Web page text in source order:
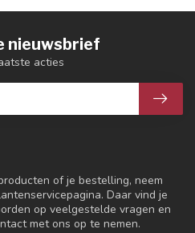
of je bestelling, neem
Daar vind je
op veelgestelde vragen en
met ons op te nemen.
nieuwsbrief
acties